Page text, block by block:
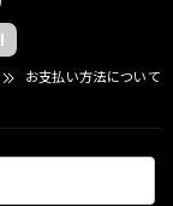
お支払い方法について